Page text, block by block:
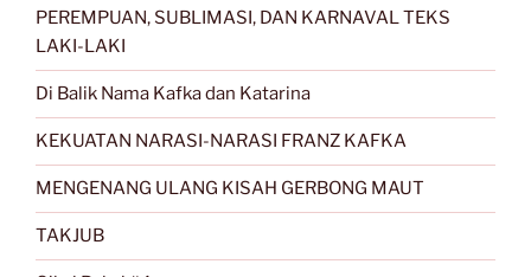
PEREMPUAN, SUBLIMASI, DAN KARNAVAL TEKS
LAKI-LAKI
Di Balik Nama Kafka dan Katarina
KEKUATAN NARASI-NARASI FRANZ KAFKA
MENGENANG ULANG KISAH GERBONG MAUT
TAKJUB